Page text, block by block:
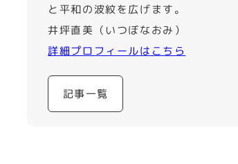
と平和の波紋を広げます。
井坪直美（いつぼなおみ）
詳細プロフィールはこちら
記事一覧